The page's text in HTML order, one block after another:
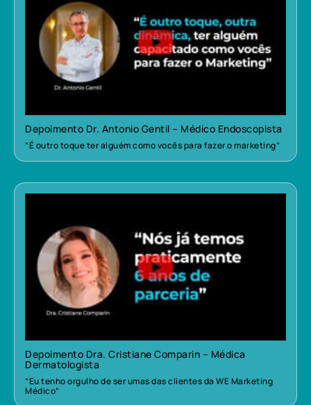
Depoimento Dr. Antonio Gentil – Médico Endoscopista
“É outro toque ter alguém como vocês para fazer o marketing”
Depoimento Dra. Cristiane Comparin – Médica
Dermatologista
“Eu tenho orgulho de ser umas das clientes da WE Marketing
Médico”